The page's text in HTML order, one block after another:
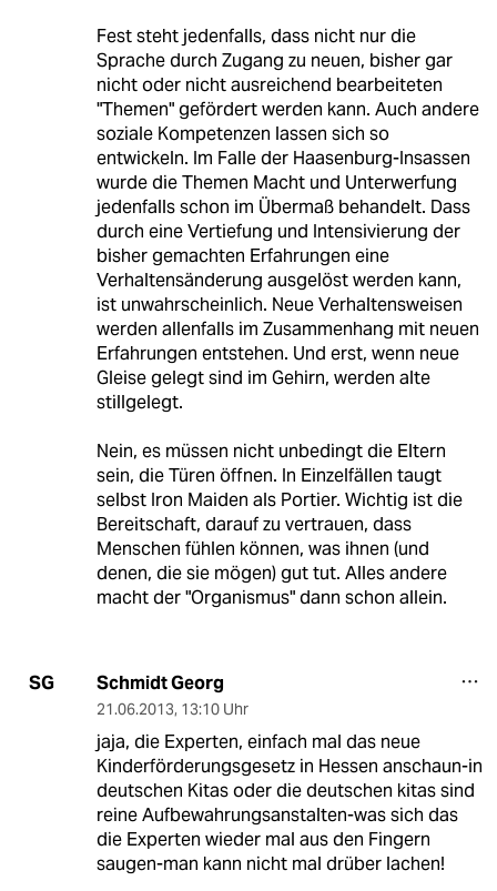
Fest steht jedenfalls, dass nicht nur die
Sprache durch Zugang zu neuen, bisher gar
nicht oder nicht ausreichend bearbeiteten
"Themen" gefördert werden kann. Auch andere
soziale Kompetenzen lassen sich so
entwickeln. Im Falle der Haasenburg-Insassen
wurde die Themen Macht und Unterwerfung
jedenfalls schon im Übermaß behandelt. Dass
durch eine Vertiefung und Intensivierung der
bisher gemachten Erfahrungen eine
Verhaltensänderung ausgelöst werden kann,
ist unwahrscheinlich. Neue Verhaltensweisen
werden allenfalls im Zusammenhang mit neuen
Erfahrungen entstehen. Und erst, wenn neue
Gleise gelegt sind im Gehirn, werden alte
stillgelegt.
Nein, es müssen nicht unbedingt die Eltern
sein, die Türen öffnen. In Einzelfällen taugt
selbst Iron Maiden als Portier. Wichtig ist die
Bereitschaft, darauf zu vertrauen, dass
Menschen fühlen können, was ihnen (und
denen, die sie mögen) gut tut. Alles andere
macht der "Organismus" dann schon allein.
SG Schmidt Georg
21.06.2013, 13:10 Uhr
jaja, die Experten, einfach mal das neue
Kinderförderungsgesetz in Hessen anschaun-in
deutschen Kitas oder die deutschen kitas sind
reine Aufbewahrungsanstalten-was sich das
die Experten wieder mal aus den Fingern
saugen-man kann nicht mal drüber lachen!